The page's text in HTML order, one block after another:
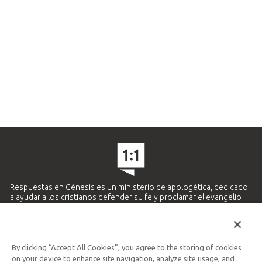
Respuestas en Génesis es un ministerio de apologética, dedicado
a ayudar a los cristianos defender su fe y proclamar el evangelio
Ministerio Hispano y Latinoamericano
By clicking “Accept All Cookies”, you agree to the storing of cookies
on your device to enhance site navigation, analyze site usage, and